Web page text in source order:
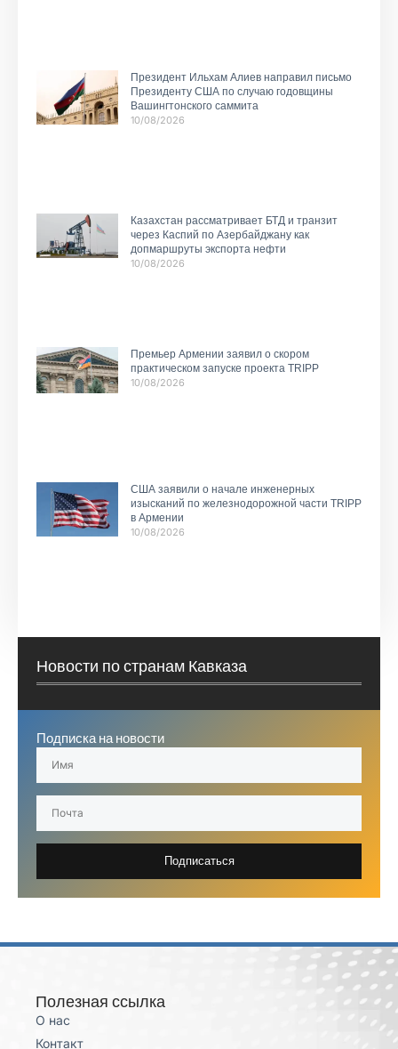
Президент Ильхам Алиев направил письмо
Президенту США по случаю годовщины
Вашингтонского саммита
10/08/2026
Казахстан рассматривает БТД и транзит
через Каспий по Азербайджану как
допмаршруты экспорта нефти
10/08/2026
Премьер Армении заявил о скором
практическом запуске проекта TRIPP
10/08/2026
США заявили о начале инженерных
изысканий по железнодорожной части TRIPP
в Армении
10/08/2026
Новости по странам Кавказа
Подписка на новости
Подписаться
Полезная ссылка
О нас
Контакт